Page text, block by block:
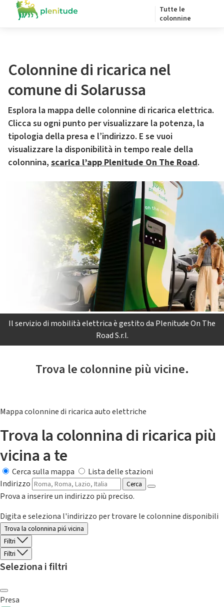
Tutte le
colonnine
Colonnine di ricarica nel
comune di Solarussa
Esplora la mappa delle colonnine di ricarica elettrica.
Clicca su ogni punto per visualizzare la potenza, la
tipologia della presa e l’indirizzo. E se vuoi
visualizzare la disponibilità in tempo reale della
colonnina, scarica l’app Plenitude On The Road.
Il servizio di mobilità elettrica è gestito da Plenitude On The
Road S.r.l.
Trova le colonnine più vicine.
Mappa colonnine di ricarica auto elettriche
Trova la colonnina di ricarica più
vicina a te
Cerca sulla mappa
Lista delle stazioni
Indirizzo
Cerca
Prova a inserire un indirizzo più preciso.
Digita e seleziona l'indirizzo per trovare le colonnine disponibili
Trova la colonnina piú vicina
Filtri
Filtri
Seleziona i filtri
Presa